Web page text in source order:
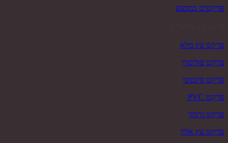
פרקטים במבצע
פרקט עץ מלא
פרקט פולימרי
פרקט סינטטי
פרקט PVC
פרקט גרמני
פרקט עץ אלון